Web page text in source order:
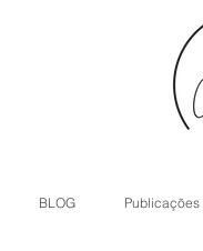
BLOG Publicações